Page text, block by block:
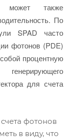
может также
По
SPAD часто
фотонов (PDE)
процентную
для счета
фотонов
в виду, что